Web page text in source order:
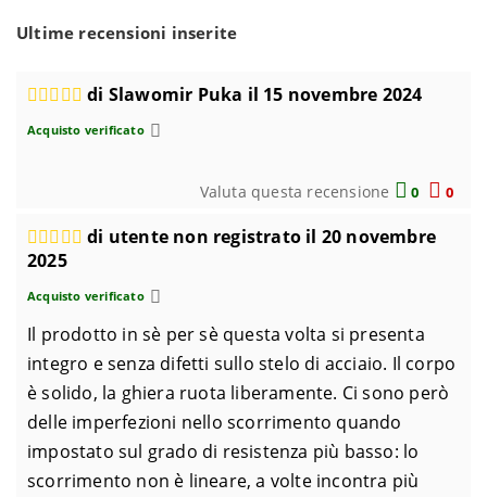
Ultime recensioni inserite
di Slawomir Puka il 15 novembre 2024
Acquisto verificato
Valuta questa recensione 0 0
di utente non registrato il 20 novembre
2025
Acquisto verificato
Il prodotto in sè per sè questa volta si presenta
integro e senza difetti sullo stelo di acciaio. Il corpo
è solido, la ghiera ruota liberamente. Ci sono però
delle imperfezioni nello scorrimento quando
impostato sul grado di resistenza più basso: lo
scorrimento non è lineare, a volte incontra più